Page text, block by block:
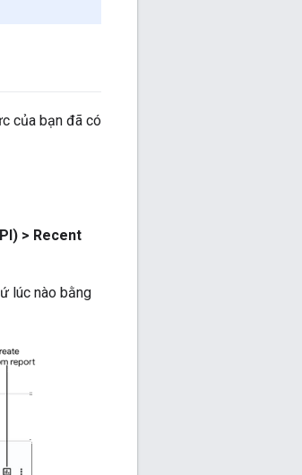
của bạn đã có
> Recent
lúc nào bằng